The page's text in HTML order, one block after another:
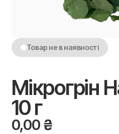
Товар не в наявності
Мікрогрін
10 г
0,00 ₴